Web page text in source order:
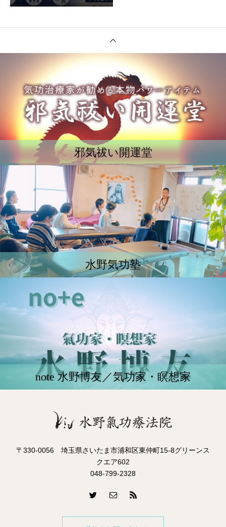
もできる理由
邪気祓い開運堂
水野気功塾
note 水野博友／気功家・瞑想家
〒330-0056 埼玉県さいたま市浦和区東仲町15-8グリーンス
クエア602
048-799-2328